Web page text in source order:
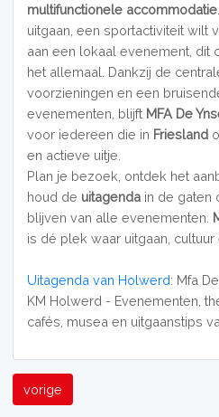
multifunctionele accommodatie
uitgaan, een sportactiviteit wilt
aan een lokaal evenement, dit
het allemaal. Dankzij de
voorzieningen en een
evenementen, blijft MFA De
voor iedereen die in Friesland
en actieve uitje.
Plan je bezoek, ontdek het
houd de uitagenda in de gaten
blijven van alle evenementen.
is dé plek waar uitgaan,
Uitagenda van Holwerd: Mfa
KM Holwerd - Evenementen,
cafés, musea en uitgaanstips
vorige